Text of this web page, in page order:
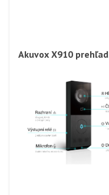
Akuvox X910 prehľad